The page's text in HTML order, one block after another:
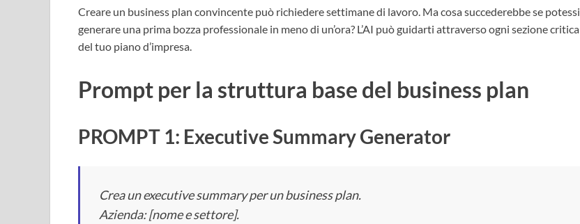
Creare un business plan convincente può richiedere settimane di lavoro. Ma cosa succederebbe se potessi
generare una prima bozza professionale in meno di un’ora? L’AI può guidarti attraverso ogni sezione critica
del tuo piano d’impresa.
Prompt per la struttura base del business plan
PROMPT 1: Executive Summary Generator
Crea un executive summary per un business plan.
Azienda: [nome e settore].